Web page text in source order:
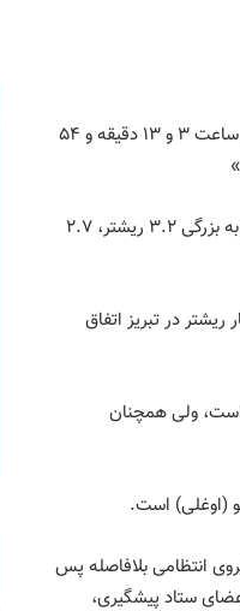
مدیرکل مدیریت بحران استانداری آذربایجان شرقی گفت: «اولین زلزله تبریز در ساعت ۳ و ۱۳ دقیقه و ۵۴
محمدباقر هنربر، در تشریح این زلزله به ایسنا گفت: «پس لرزه‌های صبح امروز به بزرگی ۳.۲ ریشتر، ۲.۷
چهار ریشتر در تبریز اتفاق
ولی همچنان
(اوغلی) است.
انتظامی بلافاصله پس
ستاد پیشگیری،